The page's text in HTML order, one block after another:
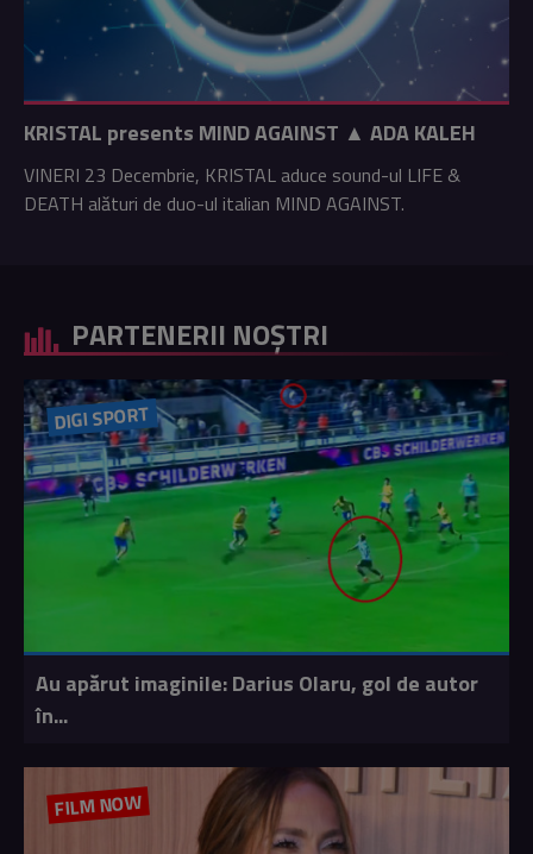
KRISTAL presents MIND AGAINST ▲ ADA KALEH
VINERI 23 Decembrie, KRISTAL aduce sound-ul LIFE &
DEATH alături de duo-ul italian MIND AGAINST.
PARTENERII NOȘTRI
DIGI SPORT
Au apărut imaginile: Darius Olaru, gol de autor
în...
FILM NOW